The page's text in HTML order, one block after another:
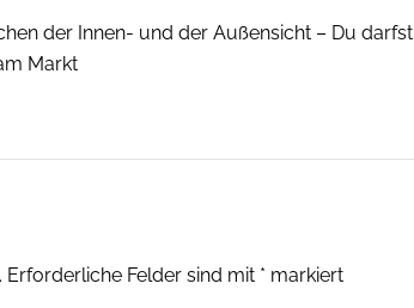
der Innen- und der Außensicht – Du darfst
Markt
Erforderliche Felder sind mit * markiert